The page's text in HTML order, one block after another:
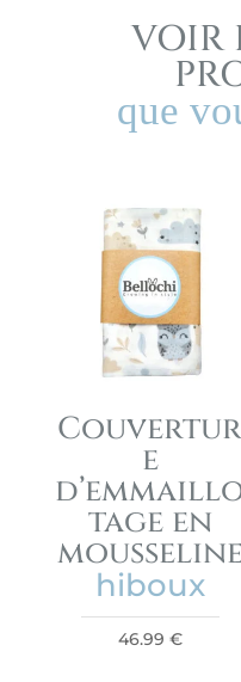
VOIR
que
Couvertur
e
tage en
hiboux
46.99 €